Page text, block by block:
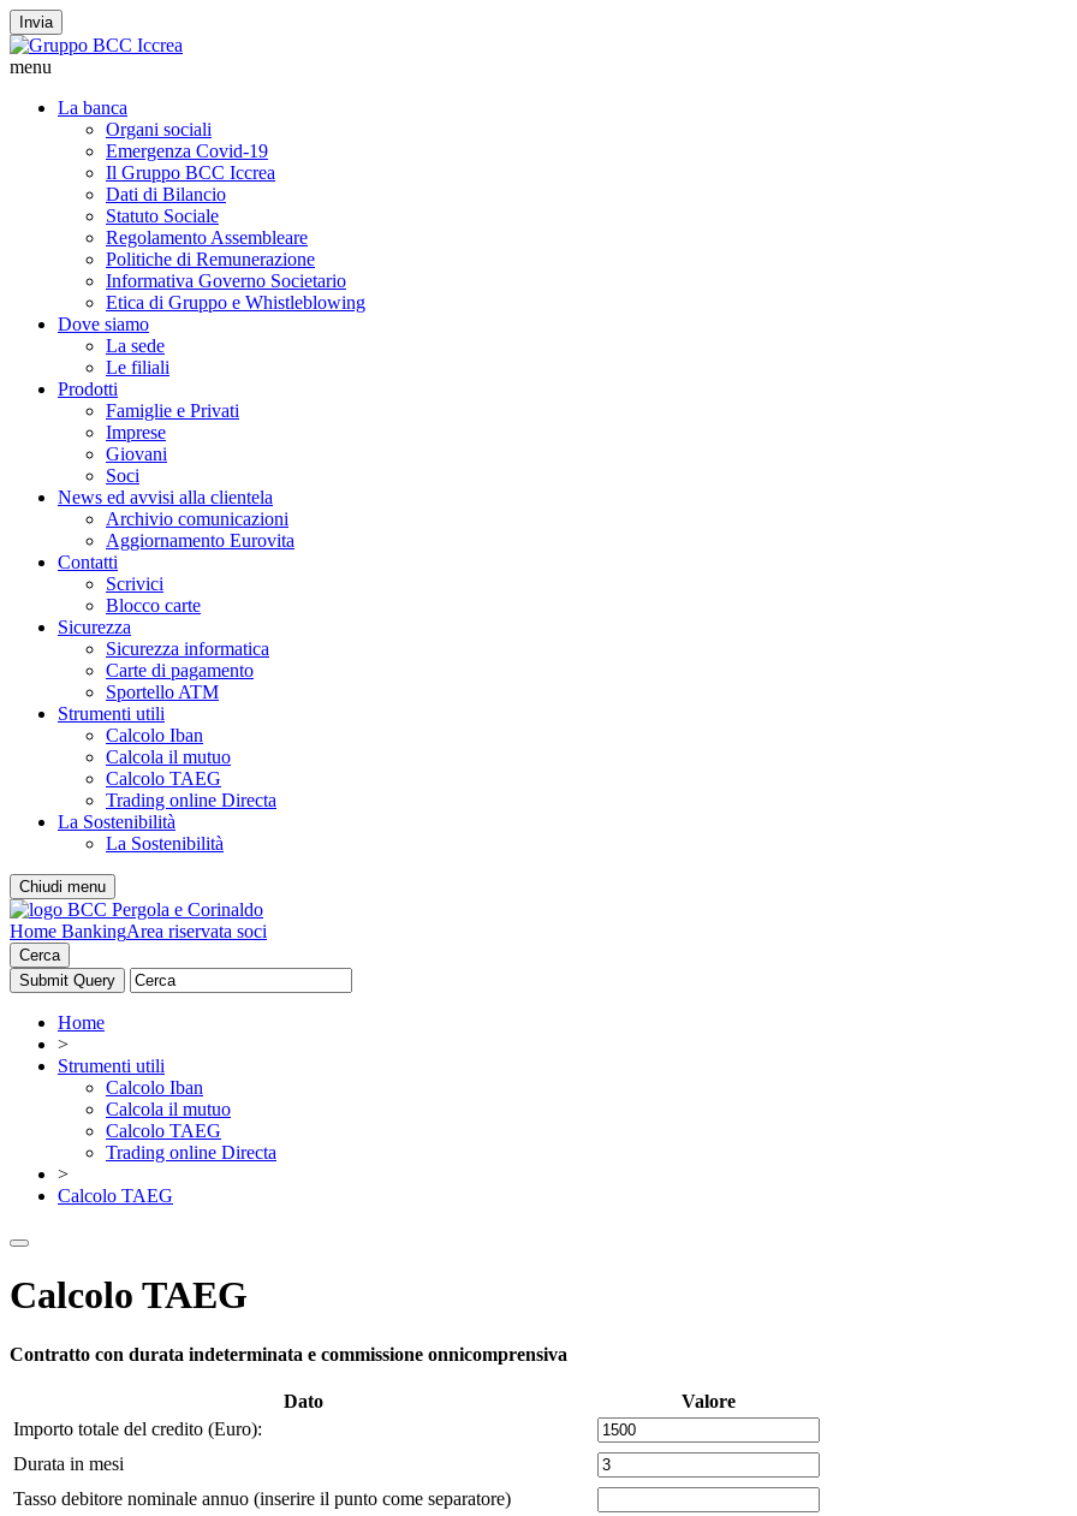
Invia
menu
La banca
Organi sociali
Emergenza Covid-19
Il Gruppo BCC Iccrea
Dati di Bilancio
Statuto Sociale
Regolamento Assembleare
Politiche di Remunerazione
Informativa Governo Societario
Etica di Gruppo e Whistleblowing
Dove siamo
La sede
Le filiali
Prodotti
Famiglie e Privati
Imprese
Giovani
Soci
News ed avvisi alla clientela
Archivio comunicazioni
Aggiornamento Eurovita
Contatti
Scrivici
Blocco carte
Sicurezza
Sicurezza informatica
Carte di pagamento
Sportello ATM
Strumenti utili
Calcolo Iban
Calcola il mutuo
Calcolo TAEG
Trading online Directa
La Sostenibilità
La Sostenibilità
Chiudi menu
Home BankingArea riservata soci
Cerca
Home
>
Strumenti utili
Calcolo Iban
Calcola il mutuo
Calcolo TAEG
Trading online Directa
>
Calcolo TAEG
Calcolo TAEG
Contratto con durata indeterminata e commissione onnicomprensiva
Dato
Valore
Importo totale del credito (Euro):
Durata in mesi
Tasso debitore nominale annuo (inserire il punto come separatore)